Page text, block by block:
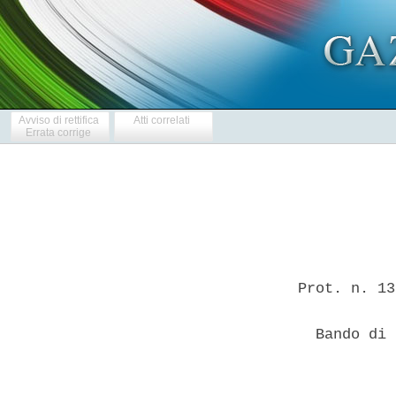
Avviso di rettifica
Errata corrige
Atti correlati
Prot. n.
Bando di